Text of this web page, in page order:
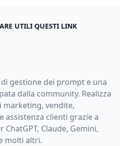
UTILI QUESTI LINK
gestione dei prompt e una
dalla community. Realizza
vendite,
clienti grazie a
Claude, Gemini,
molti altri.